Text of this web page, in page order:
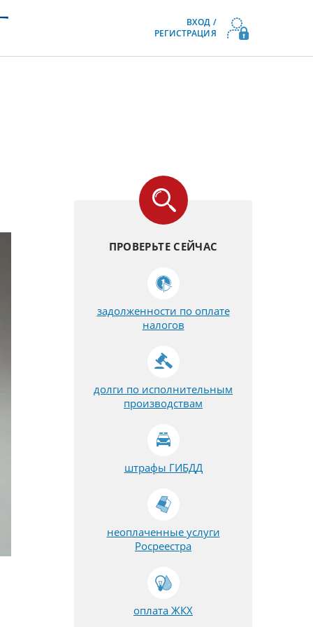
ВХОД /
РЕГИСТРАЦИЯ
ПРОВЕРЬТЕ СЕЙЧАС
задолженности по оплате
налогов
долги по исполнительным
производствам
штрафы ГИБДД
неоплаченные услуги
Росреестра
оплата ЖКХ